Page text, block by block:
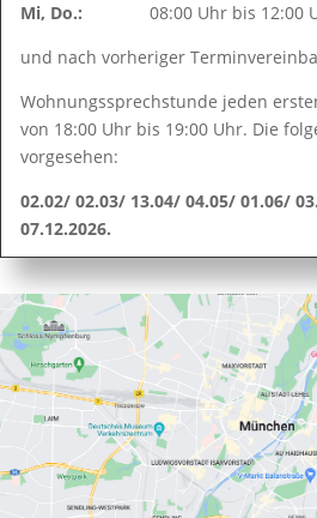
Mi, Do.: 08:00 Uhr bis 12:00
und nach vorheriger
Wohnungssprechstunde jeden
von 18:00 Uhr bis 19:00 Uhr. Die
vorgesehen:
02.02/ 02.03/ 13.04/ 04.05/ 01.06/
07.12.2026.